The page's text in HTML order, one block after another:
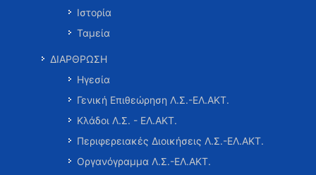
Ιστορία
Ταμεία
ΔΙΑΡΘΡΩΣΗ
Ηγεσία
Γενική Επιθεώρηση Λ.Σ.-ΕΛ.ΑΚΤ.
Κλάδοι Λ.Σ. - ΕΛ.ΑΚΤ.
Περιφερειακές Διοικήσεις Λ.Σ.-ΕΛ.ΑΚΤ.
Οργανόγραμμα Λ.Σ.-ΕΛ.ΑΚΤ.